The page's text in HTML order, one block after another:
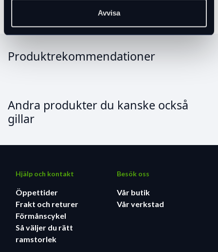
Avvisa
Produktrekommendationer
Andra produkter du kanske också
gillar
Hjälp och kontakt
Öppettider
Frakt och returer
Förmånscykel
Så väljer du rätt
ramstorlek
Besök oss
Vår butik
Vår verkstad